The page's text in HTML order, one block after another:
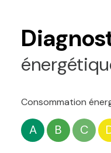
Consommation
A B C